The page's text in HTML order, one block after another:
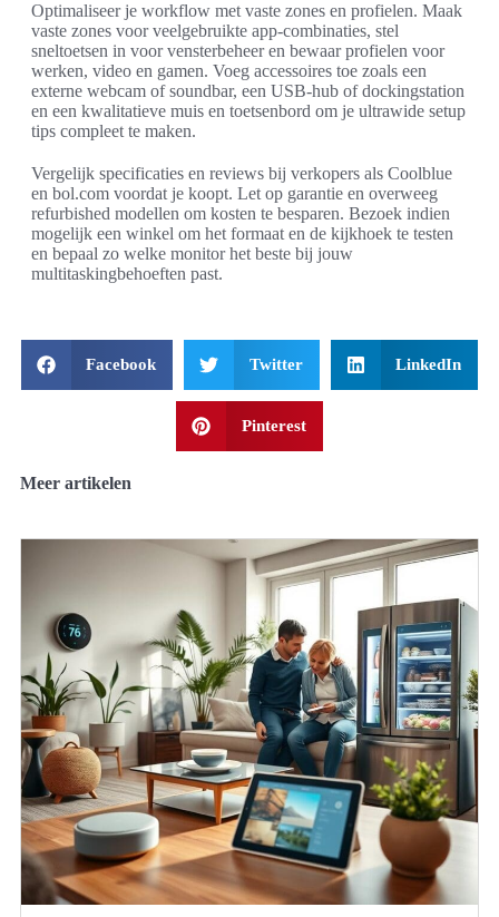
Optimaliseer je workflow met vaste zones en profielen. Maak
vaste zones voor veelgebruikte app-combinaties, stel
sneltoetsen in voor vensterbeheer en bewaar profielen voor
werken, video en gamen. Voeg accessoires toe zoals een
externe webcam of soundbar, een USB-hub of dockingstation
en een kwalitatieve muis en toetsenbord om je ultrawide setup
tips compleet te maken.
Vergelijk specificaties en reviews bij verkopers als Coolblue
en bol.com voordat je koopt. Let op garantie en overweeg
refurbished modellen om kosten te besparen. Bezoek indien
mogelijk een winkel om het formaat en de kijkhoek te testen
en bepaal zo welke monitor het beste bij jouw
multitaskingbehoeften past.
Facebook Twitter LinkedIn
Pinterest
Meer artikelen